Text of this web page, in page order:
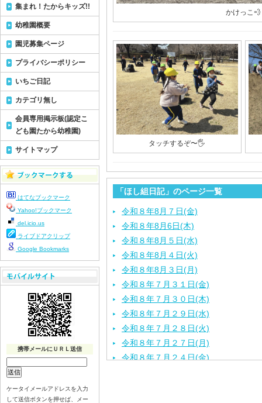
かけっこ💨
タッチするぞ〜🖐️
「ほし組日記」のページ一覧
令和８年8月７日(金)
令和８年8月6日(木)
令和８年8月５日(水)
令和８年8月４日(火)
令和８年8月３日(月)
令和８年７月３１日(金)
令和８年７月３０日(木)
令和８年７月２９日(水)
令和８年７月２８日(火)
令和８年７月２７日(月)
令和８年７月２４日(金)
集まれ！たからキッズ!!
幼稚園概要
園児募集ページ
プライバシーポリシー
いちご日記
カテゴリ無し
会員専用掲示板(認定こ
ども園たから幼稚園)
サイトマップ
はてなブックマーク
Yahoo!ブックマーク
del.icio.us
ライブドアクリップ
Google Bookmarks
携帯メールにＵＲＬ送信
ケータイメールアドレスを入力
して送信ボタンを押せば、メー